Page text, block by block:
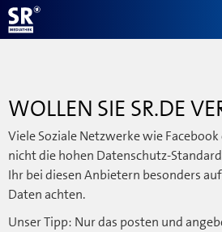
WOLLEN SIE SR.DE
Viele Soziale Netzwerke wie
nicht die hohen Datenschutz-
Ihr bei diesen Anbietern besonders
Daten achten.
Unser Tipp: Nur das posten und